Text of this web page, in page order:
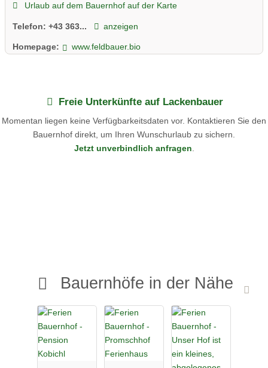
Urlaub auf dem Bauernhof auf der Karte
Telefon: +43 363... anzeigen
Homepage: www.feldbauer.bio
Freie Unterkünfte auf Lackenbauer
Momentan liegen keine Verfügbarkeitsdaten vor. Kontaktieren Sie den
Bauernhof direkt, um Ihren Wunschurlaub zu sichern.
Jetzt unverbindlich anfragen
Bauernhöfe in der Nähe